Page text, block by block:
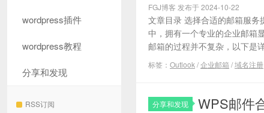
wordpress插件
wordpress教程
分享和发现
RSS订阅
FGJ博客 发布于 2024-10-22
文章目录 选择合适的邮箱服
中，拥有一个专业的企业邮箱
邮箱的过程并不复杂，以下是
标签： Outlook /企业邮箱 /域名注册
分享和发现 WPS邮件